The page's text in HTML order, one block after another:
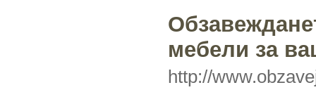
мебели за
http://